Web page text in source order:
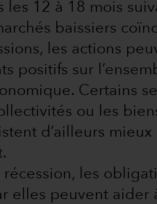
les 12 à 18 mois
baissiers
les actions
positifs sur
Certains
ou les
d’ailleurs
récession, les
elles peuvent